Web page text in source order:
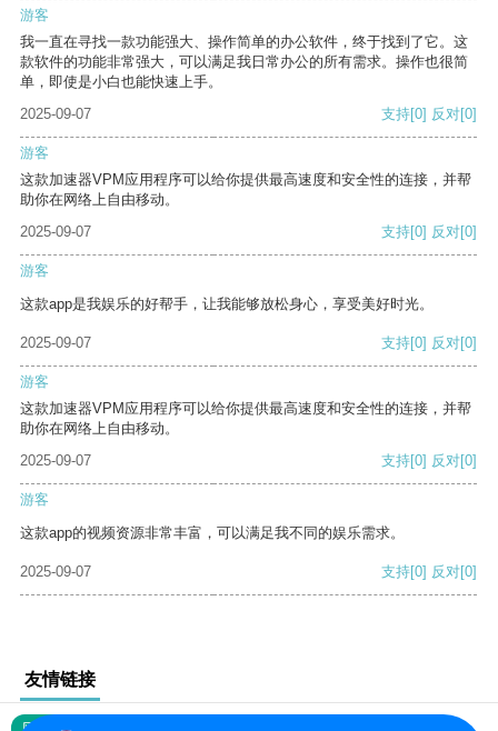
游客
我一直在寻找一款功能强大、操作简单的办公软件，终于找到了它。这
款软件的功能非常强大，可以满足我日常办公的所有需求。操作也很简
单，即使是小白也能快速上手。
2025-09-07
支持[0] 反对[0]
游客
这款加速器VPM应用程序可以给你提供最高速度和安全性的连接，并帮
助你在网络上自由移动。
2025-09-07
支持[0] 反对[0]
游客
这款app是我娱乐的好帮手，让我能够放松身心，享受美好时光。
2025-09-07 支持[0] 反对[0]
游客
这款加速器VPM应用程序可以给你提供最高速度和安全性的连接，并帮
助你在网络上自由移动。
2025-09-07
支持[0] 反对[0]
游客
这款app的视频资源非常丰富，可以满足我不同的娱乐需求。
2025-09-07 支持[0] 反对[0]
友情链接